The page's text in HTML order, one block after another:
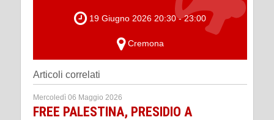
19 Giugno 2026 20:30 - 23:00
Cremona
Articoli correlati
Mercoledì 06 Maggio 2026
FREE PALESTINA, PRESIDIO A